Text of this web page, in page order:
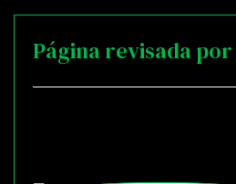
Página revisada por